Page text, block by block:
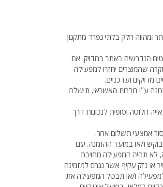
חלק בלתי נפרד מתקנון
הנדרשים באתר במדויק. אם
שהמוצרים יחזרו למפעילה
מדויקים ועדכניים.
ע"י חברות האשראי, תישלח
חלוטה וסופית לנכונות דרך
אמצעי תשלום אחר.
ו/או במועד ההזמנה. עם
לא תהיה המפעילה מחויבת
או נזק עקיף אשר נגרם למזמינה
ו/או תבטל המפעילה את